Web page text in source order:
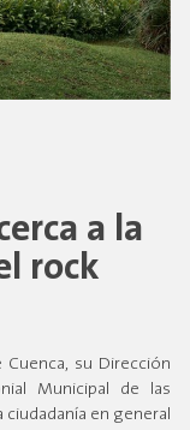
a la
rock
Cuenca, su Dirección
Municipal de las
ciudadanía en general